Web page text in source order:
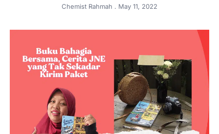
Chemist Rahmah May 11, 2022